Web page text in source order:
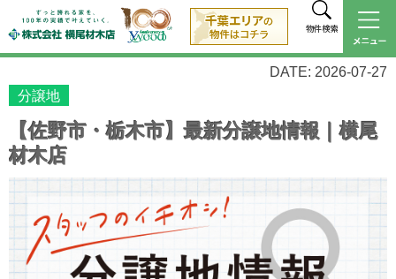
物件検索
DATE: 2026-07-27
分譲地
【佐野市・栃木市】最新分譲地情報｜横尾
材木店